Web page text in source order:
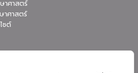
าศาสตร์
าศาสตร์
ซต์